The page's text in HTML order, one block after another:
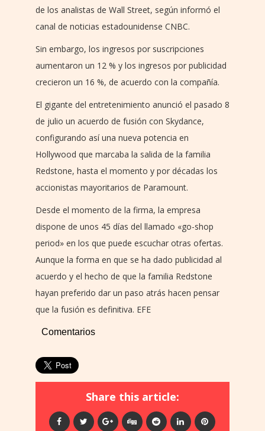
de los analistas de Wall Street, según informó el
canal de noticias estadounidense CNBC.
Sin embargo, los ingresos por suscripciones
aumentaron un 12 % y los ingresos por publicidad
crecieron un 16 %, de acuerdo con la compañía.
El gigante del entretenimiento anunció el pasado 8
de julio un acuerdo de fusión con Skydance,
configurando así una nueva potencia en
Hollywood que marcaba la salida de la familia
Redstone, hasta el momento y por décadas los
accionistas mayoritarios de Paramount.
Desde el momento de la firma, la empresa
dispone de unos 45 días del llamado «go-shop
period» en los que puede escuchar otras ofertas.
Aunque la forma en que se ha dado publicidad al
acuerdo y el hecho de que la familia Redstone
hayan preferido dar un paso atrás hacen pensar
que la fusión es definitiva. EFE
Comentarios
Share this article: